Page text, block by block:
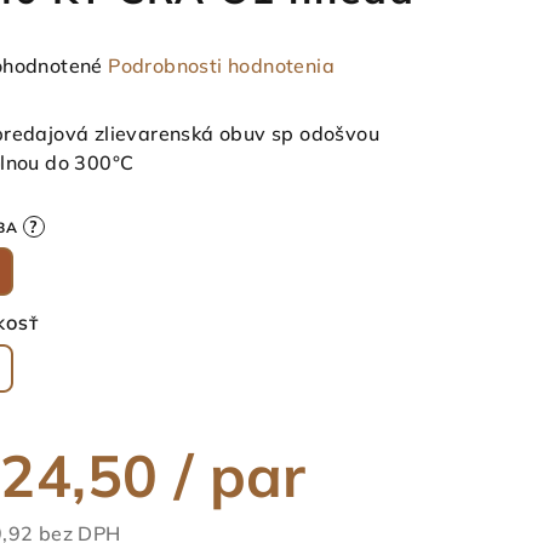
Podrobnosti hodnotenia
zlievarenská obuv sp odošvou
do 300°C
?
/ par
bez DPH